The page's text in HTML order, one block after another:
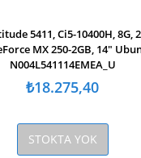
5411, Ci5-10400H, 8G,
MX 250-2GB, 14"
N004L541114EMEA_U
₺18.275,40
STOKTA YOK